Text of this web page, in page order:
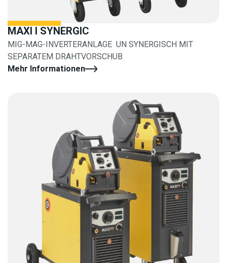
MAXI I SYNERGIC
MIG-MAG-INVERTERANLAGE UN SYNERGISCH MIT
SEPARATEM DRAHTVORSCHUB
Mehr Informationen